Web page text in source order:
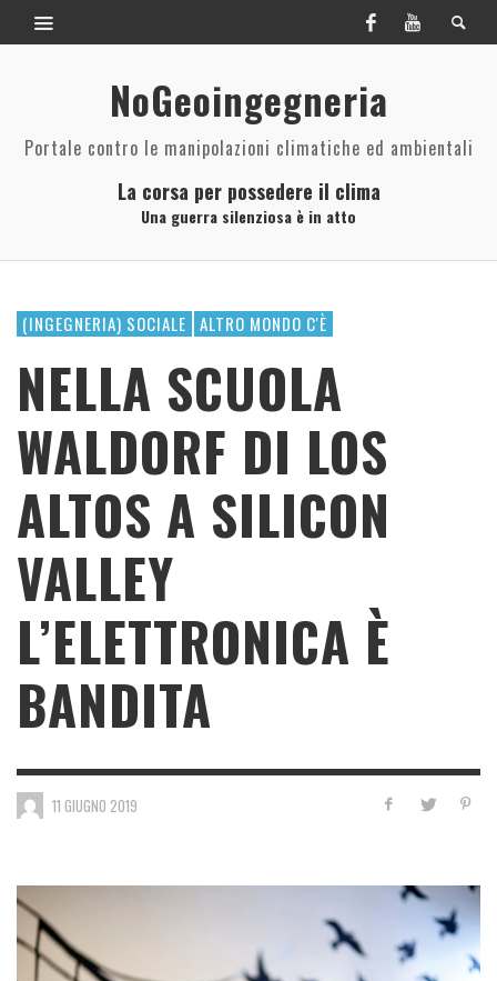
NoGeoingegneria
Portale contro le manipolazioni climatiche ed ambientali
La corsa per possedere il clima
Una guerra silenziosa è in atto
(INGEGNERIA) SOCIALE ALTRO MONDO C'È
NELLA SCUOLA
WALDORF DI LOS
ALTOS A SILICON
VALLEY
L’ELETTRONICA È
BANDITA
11 GIUGNO 2019